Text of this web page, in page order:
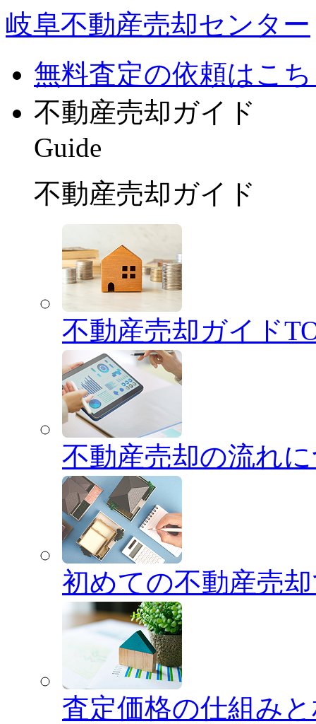
岐阜不動産売却センター
無料査定の依頼はこ
不動産売却ガイド
Guide
不動産売却ガイド
不動産売却ガイド
不動産売却の流れ
初めての不動産売
査定価格の仕組み